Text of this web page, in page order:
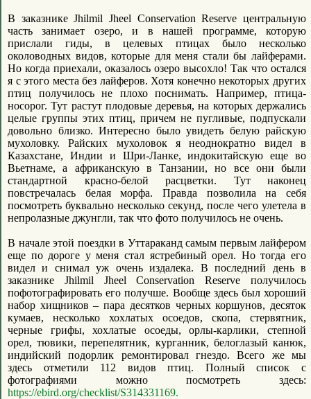
В заказнике Jhilmil Jheel Conservation Reserve центральную
часть занимает озеро, и в нашей программе, которую
прислали гиды, в целевых птицах было несколько
околоводных видов, которые для меня стали бы лайферами.
Но когда приехали, оказалось озеро высохло! Так что остался
я с этого места без лайферов. Хотя конечно некоторых других
птиц получилось не плохо поснимать. Например, птица-
носорог. Тут растут плодовые деревья, на которых держались
целые группы этих птиц, причем не пугливые, подпускали
довольно близко. Интересно было увидеть белую райскую
мухоловку. Райских мухоловок я неоднократно видел в
Казахстане, Индии и Шри-Ланке, индокитайскую еще во
Вьетнаме, а африканскую в Танзании, но все они были
стандартной красно-белой расцветки. Тут наконец
повстречалась белая морфа. Правда позволила на себя
посмотреть буквально несколько секунд, после чего улетела в
непролазные джунгли, так что фото получилось не очень.
В начале этой поездки в Уттараканд самым первым лайфером
еще по дороге у меня стал ястребиный орел. Но тогда его
видел и снимал уж очень издалека. В последний день в
заказнике Jhilmil Jheel Conservation Reserve получилось
пофотографировать его получше. Вообще здесь был хороший
набор хищников – пара десятков черных коршунов, десяток
кумаев, несколько хохлатых осоедов, скопа, стервятник,
черные грифы, хохлатые осоеды, орлы-карлики, степной
орел, тювики, перепелятник, курганник, белоглазый канюк,
индийский подорлик ремонтировал гнездо. Всего же мы
здесь отметили 112 видов птиц. Полный список с
фотографиями можно посмотреть здесь:
https://ebird.org/checklist/S314331169.